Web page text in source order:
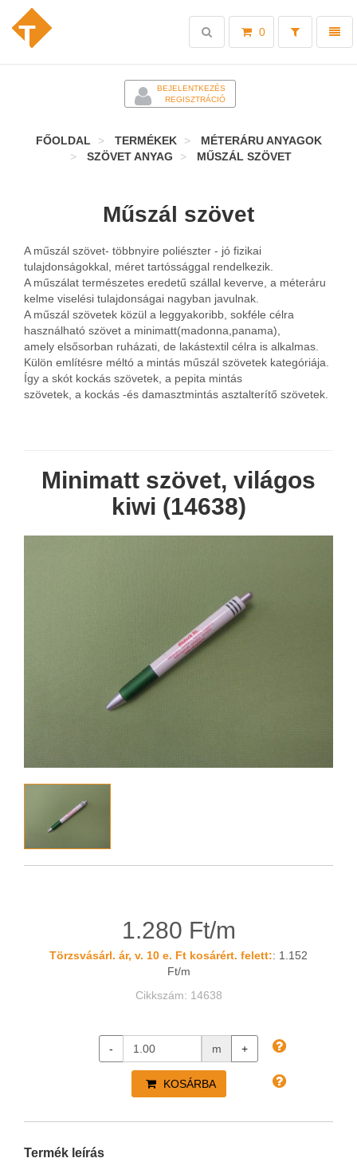
Toggle
0
Toggle
search
BEJELENTKEZÉS
REGISZTRÁCIÓ
FŐOLDAL TERMÉKEK
MÉTERÁRU ANYAGOK
SZÖVET ANYAG
MŰSZÁL SZÖVET
Műszál szövet
A műszál szövet- többnyire poliészter - jó fizikai
tulajdonságokkal, méret tartóssággal rendelkezik.
A műszálat természetes eredetű szállal keverve, a méteráru
kelme viselési tulajdonságai nagyban javulnak.
A műszál szövetek közül a leggyakoribb, sokféle célra
használható szövet a minimatt(madonna,panama),
amely elsősorban ruházati, de lakástextil célra is alkalmas.
Külön említésre méltó a mintás műszál szövetek kategóriája.
Így a skót kockás szövetek, a pepita mintás
szövetek, a kockás -és damasztmintás asztalterítő szövetek.
Minimatt szövet, világos
kiwi (14638)
1.280 Ft/m
Törzsvásárl. ár, v. 10 e. Ft kosárért. felett:: 1.152
Ft/m
Cikkszám: 14638
- m +
KOSÁRBA
Termék leírás